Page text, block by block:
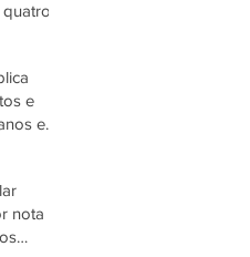
e
em
nota